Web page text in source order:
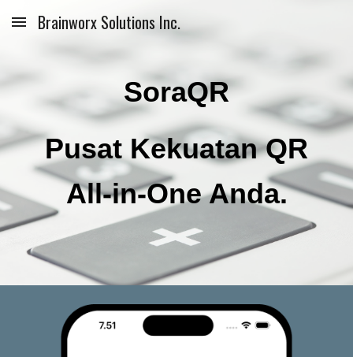
Skip to main content
Brainworx Solutions Inc.
SoraQR
Pusat Kekuatan QR
All-in-One Anda.